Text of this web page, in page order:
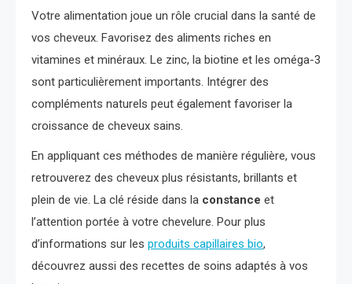
Votre alimentation joue un rôle crucial dans la santé de
vos cheveux. Favorisez des aliments riches en
vitamines et minéraux. Le zinc, la biotine et les oméga-3
sont particulièrement importants. Intégrer des
compléments naturels peut également favoriser la
croissance de cheveux sains.
En appliquant ces méthodes de manière régulière, vous
retrouverez des cheveux plus résistants, brillants et
plein de vie. La clé réside dans la constance et
l’attention portée à votre chevelure. Pour plus
d’informations sur les produits capillaires bio,
découvrez aussi des recettes de soins adaptés à vos